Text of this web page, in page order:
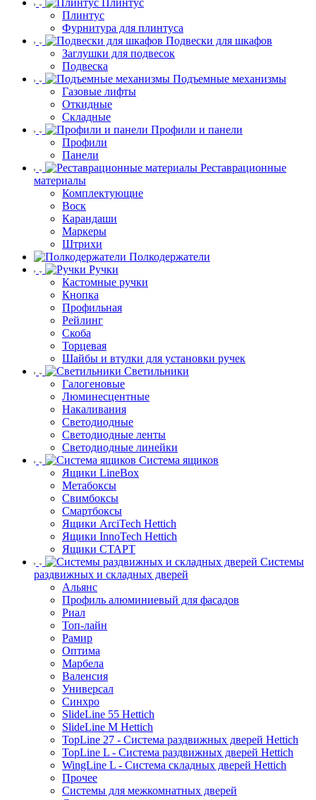
Плинтус
Плинтус
Фурнитура для плинтуса
Подвески для шкафов
Заглушки для подвесок
Подвеска
Подъемные механизмы
Газовые лифты
Откидные
Складные
Профили и панели
Профили
Панели
Реставрационные
материалы
Комплектующие
Воск
Карандаши
Маркеры
Штрихи
Полкодержатели
Ручки
Кастомные ручки
Кнопка
Профильная
Рейлинг
Скоба
Торцевая
Шайбы и втулки для установки ручек
Светильники
Галогеновые
Люминесцентные
Накаливания
Светодиодные
Светодиодные ленты
Светодиодные линейки
Система ящиков
Ящики LineBox
Метабоксы
Свимбоксы
Смартбоксы
Ящики ArciTech Hettich
Ящики InnoTech Hettich
Ящики СТАРТ
Системы
раздвижных и складных дверей
Альянс
Профиль алюминиевый для фасадов
Риал
Топ-лайн
Рамир
Оптима
Марбела
Валенсия
Универсал
Синхро
SlideLine 55 Hettich
SlideLine M Hettich
TopLine 27 - Система раздвижных дверей Hettich
TopLine L - Система раздвижных дверей Hettich
WingLine L - Система складных дверей Hettich
Прочее
Системы для межкомнатных дверей